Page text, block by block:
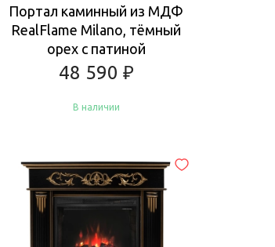
Портал каминный из МДФ
RealFlame Milano, тёмный
орех с патиной
48 590 ₽
В наличии
Купить